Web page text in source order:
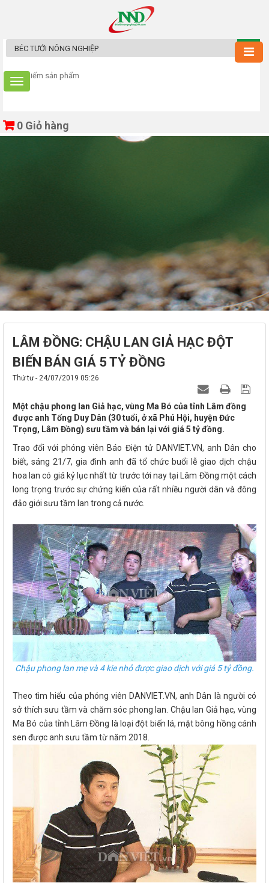
0 Giỏ hàng
LÂM ĐỒNG: CHẬU LAN GIẢ HẠC ĐỘT
BIẾN BÁN GIÁ 5 TỶ ĐỒNG
Thứ tư - 24/07/2019 05:26
Một chậu phong lan Giả hạc, vùng Ma Bó của tỉnh Lâm đồng
được anh Tống Duy Dân (30 tuổi, ở xã Phú Hội, huyện Đức
Trọng, Lâm Đồng) sưu tầm và bán lại với giá 5 tỷ đồng.
Trao đổi với phóng viên Báo Điện tử DANVIET.VN, anh Dân cho
biết, sáng 21/7, gia đình anh đã tổ chức buổi lễ giao dịch chậu
hoa lan có giá kỷ lục nhất từ trước tới nay tại Lâm Đồng một cách
long trọng trước sự chứng kiến của rất nhiều người dân và đông
đảo giới sưu tầm lan trong cả nước.
Chậu phong lan mẹ và 4 kie nhỏ được giao dịch với giá 5 tỷ đồng.
Theo tìm hiểu của phóng viên DANVIET.VN, anh Dân là người có
sở thích sưu tầm và chăm sóc phong lan. Chậu lan Giả hạc, vùng
Ma Bó của tỉnh Lâm Đồng là loại đột biến lá, mặt bông hồng cánh
sen được anh sưu tầm từ năm 2018.